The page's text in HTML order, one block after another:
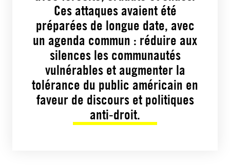
Ces attaques avaient été
préparées de longue date, avec
un agenda commun : réduire aux
silences les communautés
vulnérables et augmenter la
tolérance du public américain en
faveur de discours et politiques
anti-droit.